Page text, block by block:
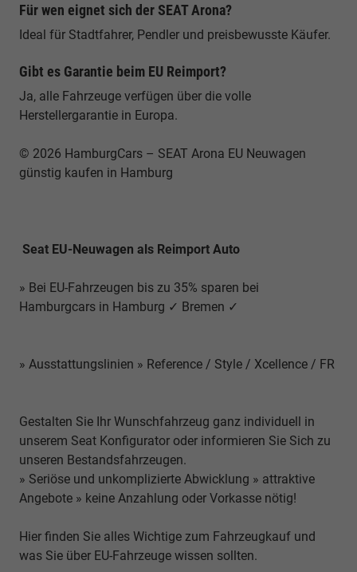
Für wen eignet sich der SEAT Arona?
Ideal für Stadtfahrer, Pendler und preisbewusste Käufer.
Gibt es Garantie beim EU Reimport?
Ja, alle Fahrzeuge verfügen über die volle
Herstellergarantie in Europa.
© 2026 HamburgCars – SEAT Arona EU Neuwagen
günstig kaufen in Hamburg
Seat EU-Neuwagen als Reimport Auto
» Bei EU-Fahrzeugen bis zu 35% sparen bei
Hamburgcars in Hamburg ✓ Bremen ✓
» Ausstattungslinien » Reference / Style / Xcellence / FR
Gestalten Sie Ihr Wunschfahrzeug ganz individuell in
unserem Seat Konfigurator oder informieren Sie Sich zu
unseren Bestandsfahrzeugen.
» Seriöse und unkomplizierte Abwicklung » attraktive
Angebote » keine Anzahlung oder Vorkasse nötig!
Hier finden Sie alles Wichtige zum Fahrzeugkauf und
was Sie über EU-Fahrzeuge wissen sollten.